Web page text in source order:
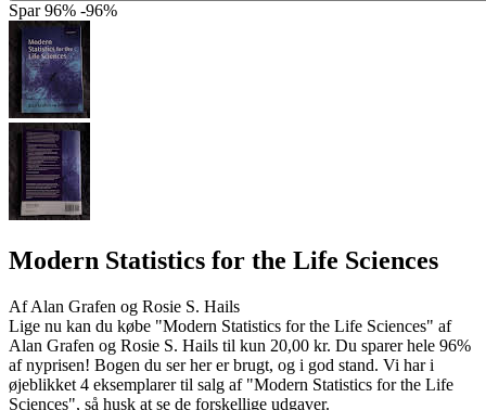
Spar 96% -96%
Modern Statistics for the Life Sciences
AfAlan Grafen og Rosie S. Hails
Lige nu kan du købe "Modern Statistics for the Life Sciences" af
Alan Grafen og Rosie S. Hails til kun 20,00 kr. Du sparer hele 96%
af nyprisen! Bogen du ser her er brugt, og i god stand. Vi har i
øjeblikket 4 eksemplarer til salg af "Modern Statistics for the Life
Sciences", så husk at se de forskellige udgaver.